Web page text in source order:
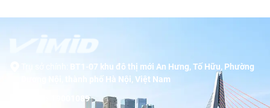
BT1-07 khu đô thị mới An Hưng, Tố Hữu, Phường
Dương Nội, thành phố Hà Nội, Việt Nam
19001089